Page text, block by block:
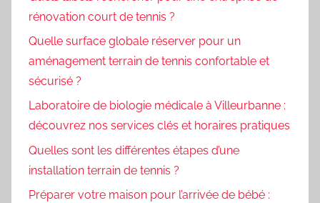
rénovation court de tennis ?
Quelle surface globale réserver pour un
aménagement terrain de tennis confortable et
sécurisé ?
Laboratoire de biologie médicale à Villeurbanne :
découvrez nos services clés et horaires pratiques
Quelles sont les différentes étapes d’une
installation terrain de tennis ?
Préparer votre maison pour l’arrivée de bébé :